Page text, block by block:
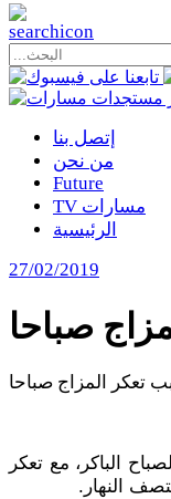
إتصل بنا
من نحن
Future
TV مسارات
الرئيسية
27/02/2019
الباكر، مع تعكر
النهار .